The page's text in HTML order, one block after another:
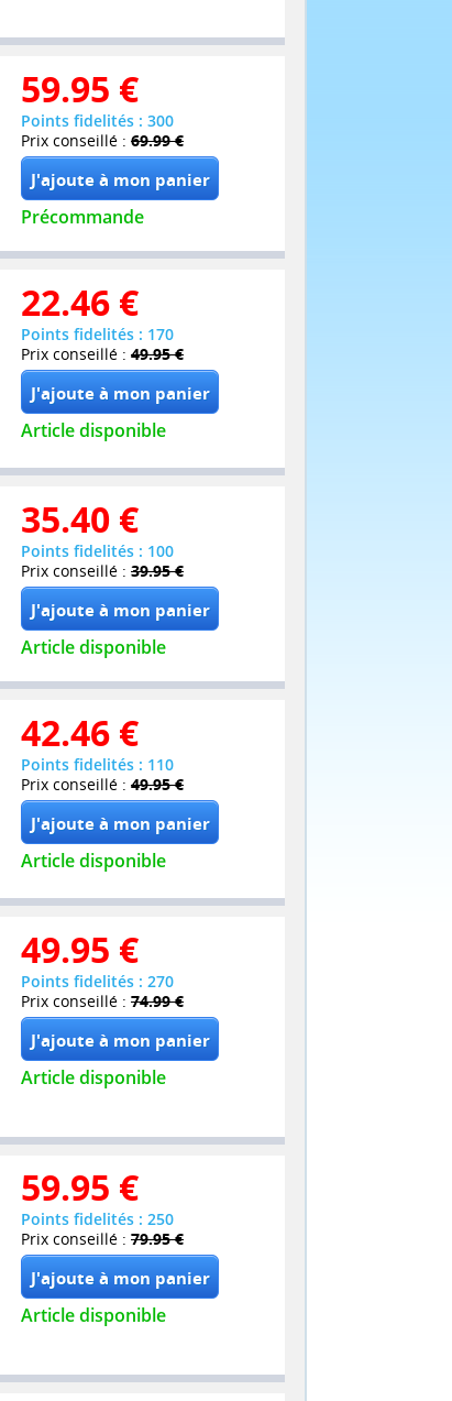
59.95 €
Points fidelités : 300
Prix conseillé : 69.99 €
Précommande
22.46 €
Points fidelités : 170
Prix conseillé : 49.95 €
Article disponible
35.40 €
Points fidelités : 100
Prix conseillé : 39.95 €
Article disponible
42.46 €
Points fidelités : 110
Prix conseillé : 49.95 €
Article disponible
49.95 €
Points fidelités : 270
Prix conseillé : 74.99 €
Article disponible
59.95 €
Points fidelités : 250
Prix conseillé : 79.95 €
Article disponible